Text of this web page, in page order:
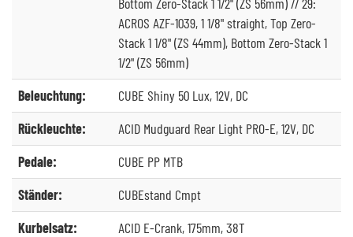
ACROS AZF-1039, 1 1/8" straight, Top Zero-
Stack 1 1/8" (ZS 44mm), Bottom Zero-Stack 1
1/2" (ZS 56mm)
Beleuchtung:
CUBE Shiny 50 Lux, 12V, DC
Rückleuchte:
ACID Mudguard Rear Light PRO-E, 12V, DC
Pedale:
CUBE PP MTB
Ständer:
CUBEstand Cmpt
Kurbelsatz:
ACID E-Crank, 175mm, 38T